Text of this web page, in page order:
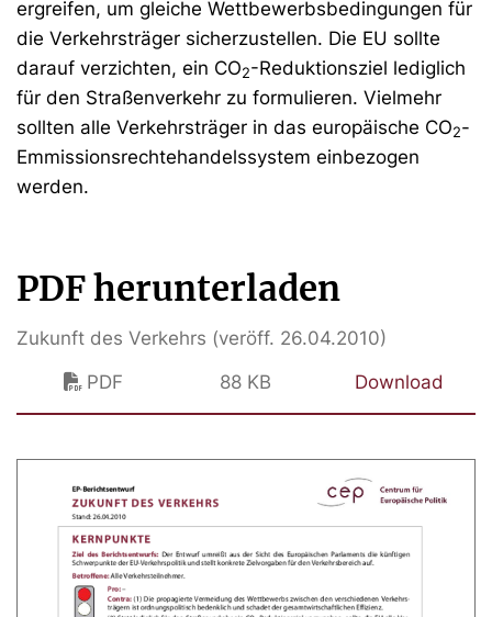
ergreifen, um gleiche Wettbewerbsbedingungen für
die Verkehrsträger sicherzustellen. Die EU sollte
darauf verzichten, ein CO2-Reduktionsziel lediglich
für den Straßenverkehr zu formulieren. Vielmehr
sollten alle Verkehrsträger in das europäische CO2-
Emmissionsrechtehandelssystem einbezogen
werden.
PDF herunterladen
Zukunft des Verkehrs (veröff. 26.04.2010)
PDF
88 KB Download